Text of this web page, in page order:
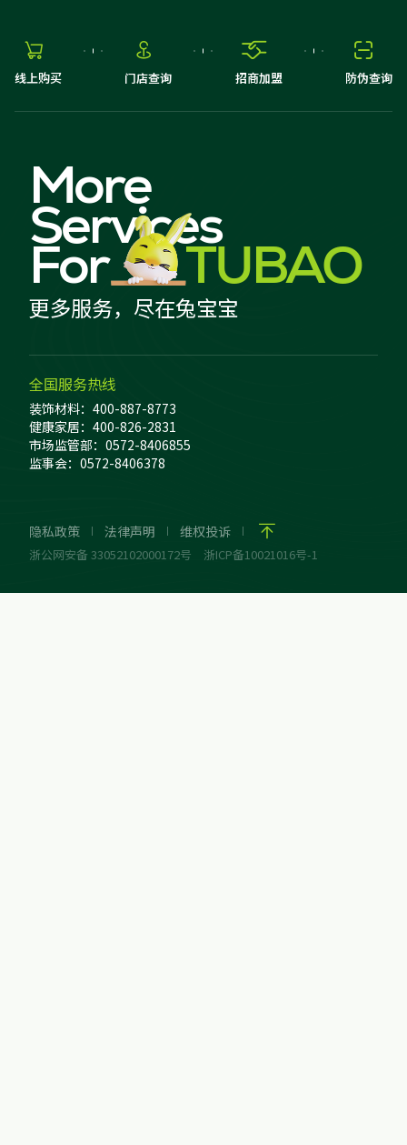

线上购买

门店查询

招商加盟

防伪查询
更多服务，尽在兔宝宝
More
Services
For TUBAO
浙公网安备 33052102000172号 浙ICP备10021016号-1
全国服务热线
装饰材料：400-887-8773
健康家居：400-826-2831
市场监管部：0572-8406855
监事会：0572-8406378
隐私政策 法律声明 维权投诉